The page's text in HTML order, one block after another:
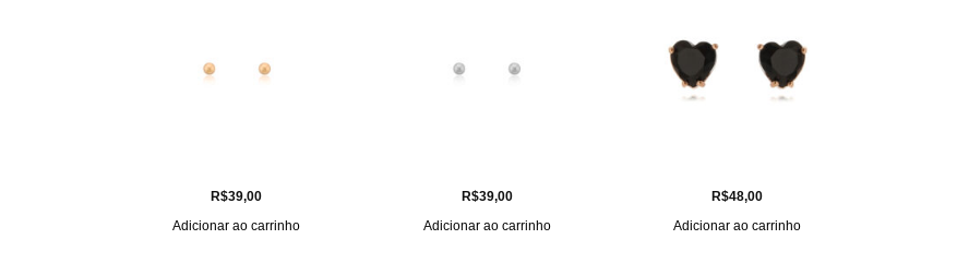
R$39,00
Adicionar ao carrinho
R$39,00
Adicionar ao carrinho
R$48,00
Adicionar ao carrinho